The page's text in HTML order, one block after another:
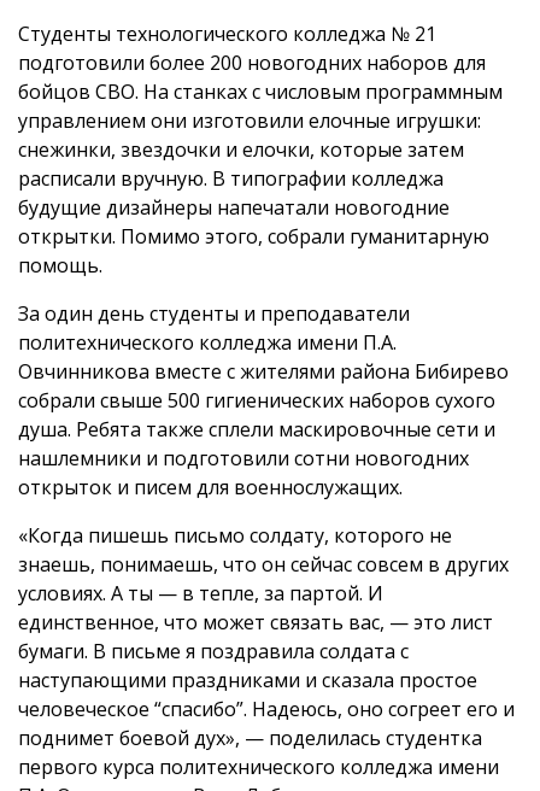
Студенты технологического колледжа № 21
подготовили более 200 новогодних наборов для
бойцов СВО. На станках с числовым программным
управлением они изготовили елочные игрушки:
снежинки, звездочки и елочки, которые затем
расписали вручную. В типографии колледжа
будущие дизайнеры напечатали новогодние
открытки. Помимо этого, собрали гуманитарную
помощь.
За один день студенты и преподаватели
политехнического колледжа имени П.А.
Овчинникова вместе с жителями района Бибирево
собрали свыше 500 гигиенических наборов сухого
душа. Ребята также сплели маскировочные сети и
нашлемники и подготовили сотни новогодних
открыток и писем для военнослужащих.
«Когда пишешь письмо солдату, которого не
знаешь, понимаешь, что он сейчас совсем в других
условиях. А ты — в тепле, за партой. И
единственное, что может связать вас, — это лист
бумаги. В письме я поздравила солдата с
наступающими праздниками и сказала простое
человеческое “спасибо”. Надеюсь, оно согреет его и
поднимет боевой дух», — поделилась студентка
первого курса политехнического колледжа имени